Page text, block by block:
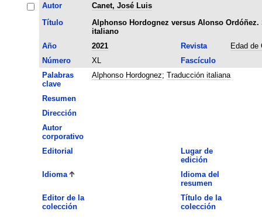
Autor
Canet, José Luis
Título
Alphonso Hordognez versus Alonso
italiano
Año
2021 Revista
Edad de
Número
XL
Fascículo
Palabras
clave
Alphonso Hordognez; Traducción italiana
Resumen
Dirección
Autor
corporativo
Editorial
Lugar de
edición
Idioma
Idioma del
resumen
Editor de la
colección
Título de la
colección